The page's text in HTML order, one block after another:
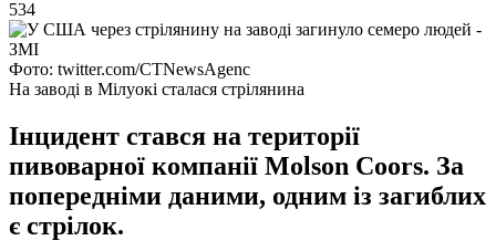
534
Фото: twitter.com/CTNewsAgenc
На заводі в Мілуокі сталася стрілянина
Інцидент стався на території
пивоварної компанії Molson Coors. За
попередніми даними, одним із загиблих
є стрілок.